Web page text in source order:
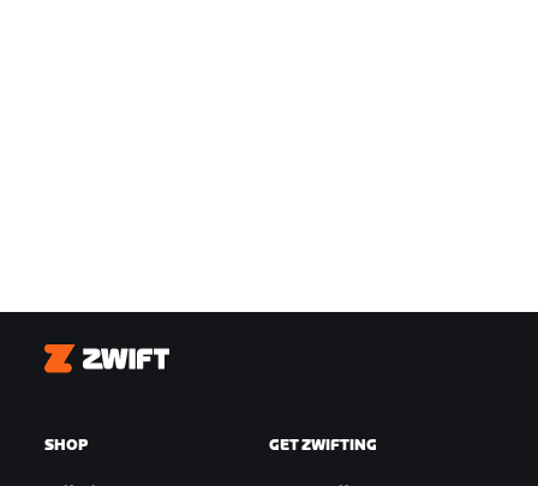
Zwift
SHOP GET ZWIFTING